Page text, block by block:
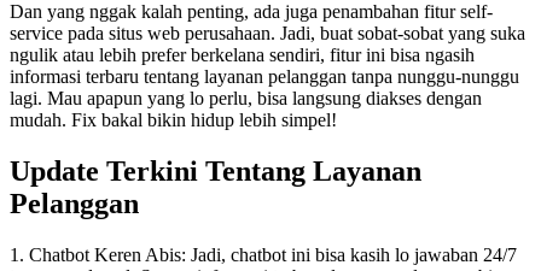
Dan yang nggak kalah penting, ada juga penambahan fitur self-
service pada situs web perusahaan. Jadi, buat sobat-sobat yang suka
ngulik atau lebih prefer berkelana sendiri, fitur ini bisa ngasih
informasi terbaru tentang layanan pelanggan tanpa nunggu-nunggu
lagi. Mau apapun yang lo perlu, bisa langsung diakses dengan
mudah. Fix bakal bikin hidup lebih simpel!
Update Terkini Tentang Layanan
Pelanggan
1. Chatbot Keren Abis: Jadi, chatbot ini bisa kasih lo jawaban 24/7